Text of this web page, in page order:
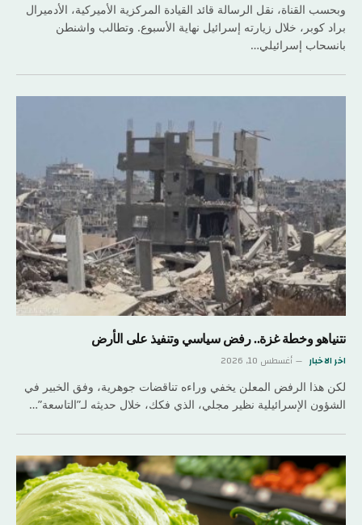
وبحسب القناة، نقل الرسالة قائد القيادة المركزية الأميركية، الأدميرال
براد كوبر، خلال زيارته إسرائيل نهاية الأسبوع. وتطالب واشنطن
بانسحاب إسرائيلي…
نتنياهو وخطة غزة.. رفض سياسي وتنفيذ على الأرض
اخر الاخبار أغسطس 10, 2026
لكن هذا الرفض المعلن يخفي وراءه تناقضات جوهرية، وفق الخبير في
الشؤون الإسرائيلية نظير مجلي، الذي فكك، خلال حديثه لـ”التاسعة”…